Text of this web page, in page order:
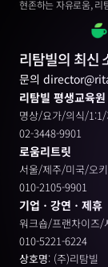
현존하는 자유로움, 리
리탐빌의 최신
문의
리탐빌 평생교육원
명상/요가/의식/
02-3448-9901
로움리트릿
서울/제주/미국/오
010-2105-9901
기업ㆍ강연ㆍ제휴
워크숍/프랜차이즈/
010-5221-6224
상호명: (주)리탐빌